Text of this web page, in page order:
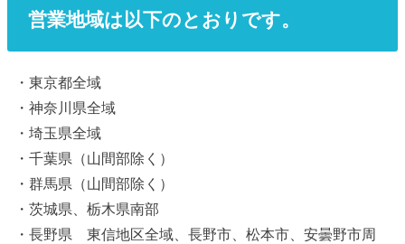
営業地域は以下のとおりです。
・東京都全域
・神奈川県全域
・埼玉県全域
・千葉県（山間部除く）
・群馬県（山間部除く）
・茨城県、栃木県南部
・長野県 東信地区全域、長野市、松本市、安曇野市周